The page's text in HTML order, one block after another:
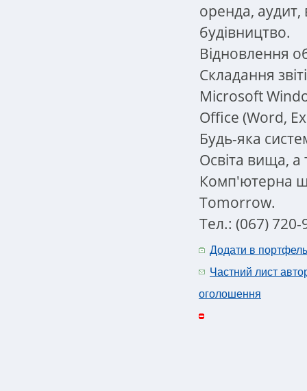
оренда,
будівництво.
Відновлення
Складання
Microsoft
Office (Word,
Будь-яка
Освіта вища, а
Комп'ютерна
Tomorrow.
Тел.: (067) 720-
Додати в портфель
Частний лист
оголошення